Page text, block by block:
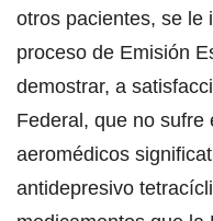
otros pacientes, se le
proceso de Emisión
demostrar, a
Federal, que no sufre
aeromédicos
antidepresivo